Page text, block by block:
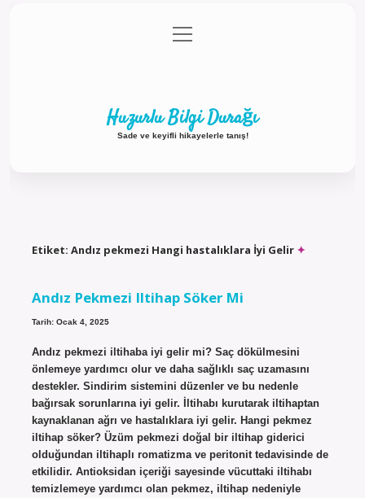
Gizlilik Politikası
menüyü
aç
Huzurlu Bilgi Durağı
Sade ve keyifli hikayelerle tanış!
Etiket: Andız pekmezi Hangi hastalıklara İyi Gelir
Andız Pekmezi Iltihap Söker Mi
Tarih: Ocak 4, 2025
Andız pekmezi iltihaba iyi gelir mi? Saç dökülmesini
önlemeye yardımcı olur ve daha sağlıklı saç uzamasını
destekler. Sindirim sistemini düzenler ve bu nedenle
bağırsak sorunlarına iyi gelir. İltihabı kurutarak iltihaptan
kaynaklanan ağrı ve hastalıklara iyi gelir. Hangi pekmez
iltihap söker? Üzüm pekmezi doğal bir iltihap giderici
olduğundan iltihaplı romatizma ve peritonit tedavisinde de
etkilidir. Antioksidan içeriği sayesinde vücuttaki iltihabı
temizlemeye yardımcı olan pekmez, iltihap nedeniyle